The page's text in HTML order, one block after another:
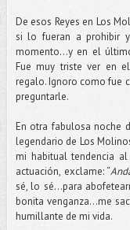
De esos Reyes en Los
si lo fueran a prohibir
momento…y en el
Fue muy triste ver en
regalo. Ignoro como fue
preguntarle.
En otra fabulosa noche
legendario de Los
mi habitual tendencia
actuación, exclame: “
sé, lo sé...para
bonita venganza…me
humillante de mi vida.